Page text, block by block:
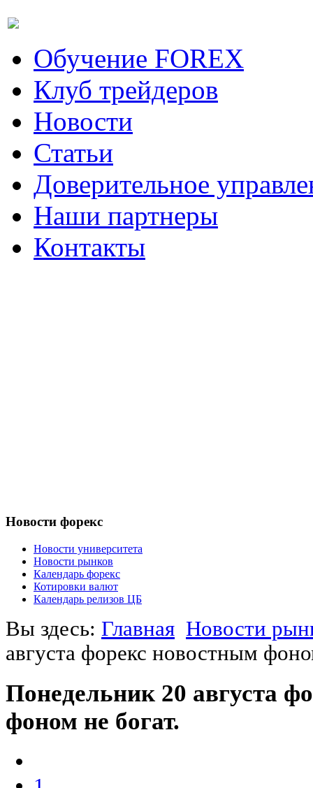
Обучение FOREX
Клуб трейдеров
Новости
Статьи
Доверительное
Наши партнеры
Контакты
Новости форекс
Новости университета
Новости рынков
Календарь форекс
Котировки валют
Календарь релизов ЦБ
Вы здесь: Главная Новости
августа форекс новостным
Понедельник 20 августа
фоном не богат.